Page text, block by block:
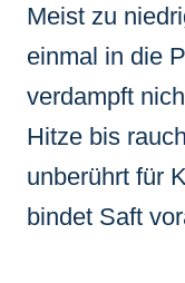
Meist zu
einmal in die
verdampft
Hitze bis
unberührt für
bindet Saft